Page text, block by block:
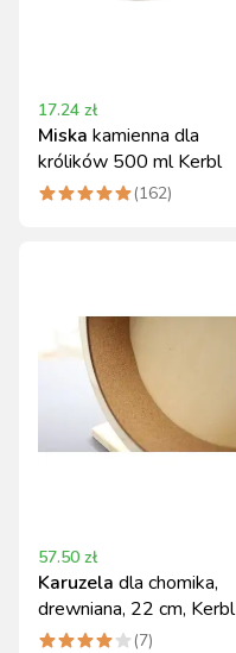
17.24 zł
Miska kamienna dla
królików 500 ml Kerbl
(162)
57.50 zł
Karuzela dla chomika,
drewniana, 22 cm, Kerbl
(7)